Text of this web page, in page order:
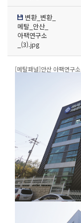
변환_변환_
메탈_안산_
아팩연구소
_(3).jpg
[메탈패널]안산 아팩연구소